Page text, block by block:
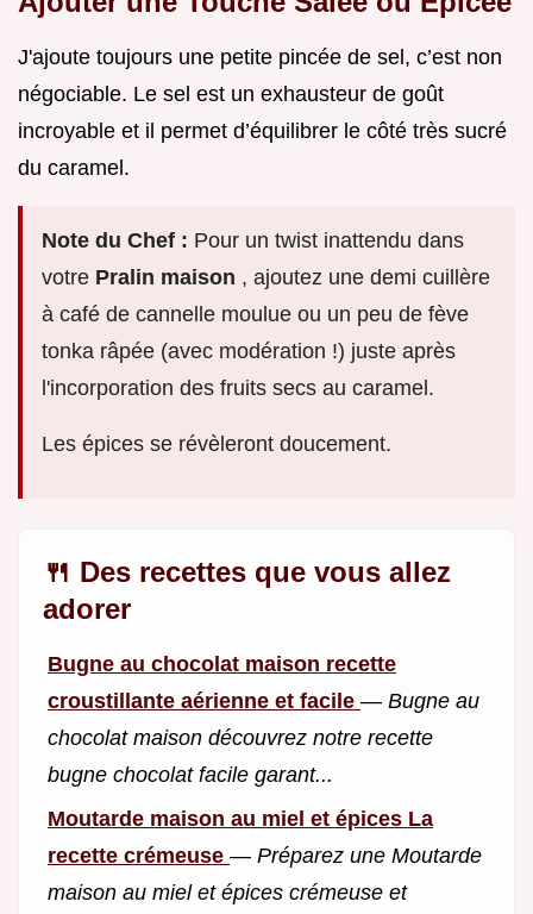
J'ajoute toujours une petite pincée de sel, c’est non
négociable. Le sel est un exhausteur de goût
incroyable et il permet d’équilibrer le côté très sucré
du caramel.
Note du Chef : Pour un twist inattendu dans
votre Pralin maison , ajoutez une demi cuillère
à café de cannelle moulue ou un peu de fève
tonka râpée (avec modération !) juste après
l'incorporation des fruits secs au caramel.
Les épices se révèleront doucement.
🍴 Des recettes que vous allez
adorer
Bugne au chocolat maison recette
croustillante aérienne et facile — Bugne au
chocolat maison découvrez notre recette
bugne chocolat facile garant...
Moutarde maison au miel et épices La
recette crémeuse — Préparez une Moutarde
maison au miel et épices crémeuse et